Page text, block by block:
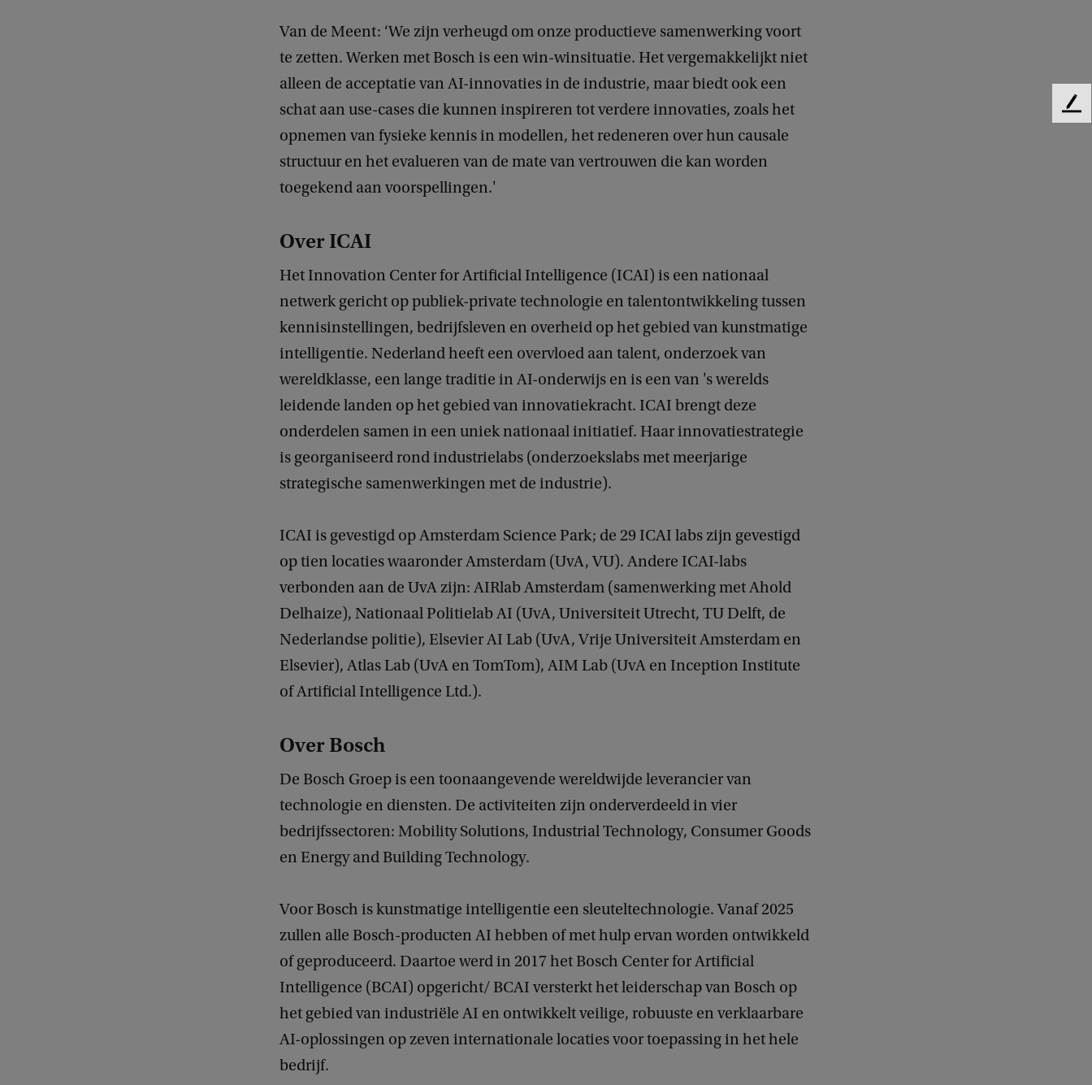
Van de Meent: ‘We zijn verheugd om onze productieve samenwerking voort
te zetten. Werken met Bosch is een win-winsituatie. Het vergemakkelijkt niet
alleen de acceptatie van AI-innovaties in de industrie, maar biedt ook een
schat aan use-cases die kunnen inspireren tot verdere innovaties, zoals het
opnemen van fysieke kennis in modellen, het redeneren over hun causale
structuur en het evalueren van de mate van vertrouwen die kan worden
toegekend aan voorspellingen.'
Over ICAI
Het Innovation Center for Artificial Intelligence (ICAI) is een nationaal
netwerk gericht op publiek-private technologie en talentontwikkeling tussen
kennisinstellingen, bedrijfsleven en overheid op het gebied van kunstmatige
intelligentie. Nederland heeft een overvloed aan talent, onderzoek van
wereldklasse, een lange traditie in AI-onderwijs en is een van 's werelds
leidende landen op het gebied van innovatiekracht. ICAI brengt deze
onderdelen samen in een uniek nationaal initiatief. Haar innovatiestrategie
is georganiseerd rond industrielabs (onderzoekslabs met meerjarige
strategische samenwerkingen met de industrie).
ICAI is gevestigd op Amsterdam Science Park; de 29 ICAI labs zijn gevestigd
op tien locaties waaronder Amsterdam (UvA, VU). Andere ICAI-labs
verbonden aan de UvA zijn: AIRlab Amsterdam (samenwerking met Ahold
Delhaize), Nationaal Politielab AI (UvA, Universiteit Utrecht, TU Delft, de
Nederlandse politie), Elsevier AI Lab (UvA, Vrije Universiteit Amsterdam en
Elsevier), Atlas Lab (UvA en TomTom), AIM Lab (UvA en Inception Institute
of Artificial Intelligence Ltd.).
Over Bosch
De Bosch Groep is een toonaangevende wereldwijde leverancier van
technologie en diensten. De activiteiten zijn onderverdeeld in vier
bedrijfssectoren: Mobility Solutions, Industrial Technology, Consumer Goods
en Energy and Building Technology.
Voor Bosch is kunstmatige intelligentie een sleuteltechnologie. Vanaf 2025
zullen alle Bosch-producten AI hebben of met hulp ervan worden ontwikkeld
of geproduceerd. Daartoe werd in 2017 het Bosch Center for Artificial
Intelligence (BCAI) opgericht/ BCAI versterkt het leiderschap van Bosch op
het gebied van industriële AI en ontwikkelt veilige, robuuste en verklaarbare
AI-oplossingen op zeven internationale locaties voor toepassing in het hele
bedrijf.
F